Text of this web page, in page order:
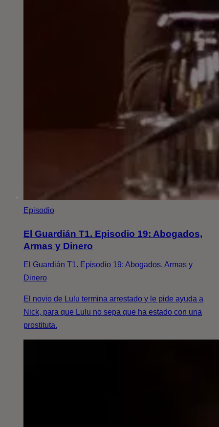
Episodio
El Guardián T1. Episodio 19: Abogados,
Armas y Dinero
El Guardián T1. Episodio 19: Abogados, Armas y
Dinero
El novio de Lulu termina arrestado y le pide ayuda a
Nick, para que Lulu no sepa que ha estado con una
prostituta.